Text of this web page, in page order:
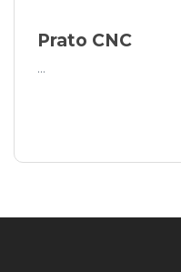
Prato CNC
...